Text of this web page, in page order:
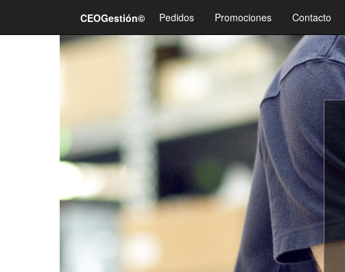
CEOGestión© Pedidos Promociones Contacto